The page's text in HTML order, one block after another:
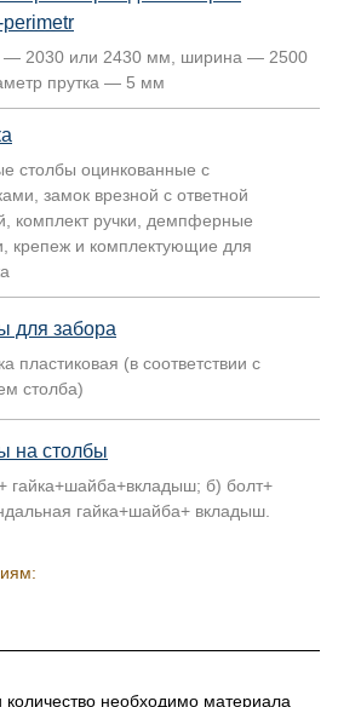
— 2030 или 2430 мм, ширина — 2500
прутка — 5 мм
столбы оцинкованные с
замок врезной с ответной
комплект ручки, демпферные
крепеж и комплектующие для
для забора
пластиковая (в соответствии с
столба)
на столбы
гайка+шайба+вкладыш; б) болт+
гайка+шайба+ вкладыш.
количество необходимо материала